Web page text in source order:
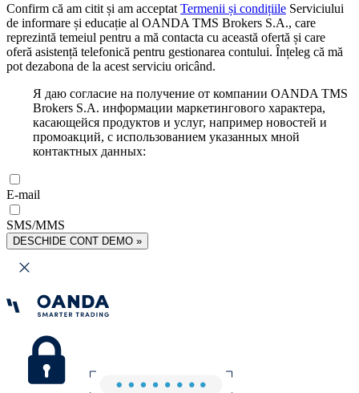
Confirm că am citit și am acceptat Termenii și condițiile Serviciului
de informare și educație al OANDA TMS Brokers S.A., care
reprezintă temeiul pentru a mă contacta cu această ofertă și care
oferă asistență telefonică pentru gestionarea contului. Înțeleg că mă
pot dezabona de la acest serviciu oricând.
Я даю согласие на получение от компании OANDA TMS
Brokers S.A. информации маркетингового характера,
касающейся продуктов и услуг, например новостей и
промоакций, с использованием указанных мной
контактных данных:
E-mail
SMS/MMS
DESCHIDE CONT DEMO »